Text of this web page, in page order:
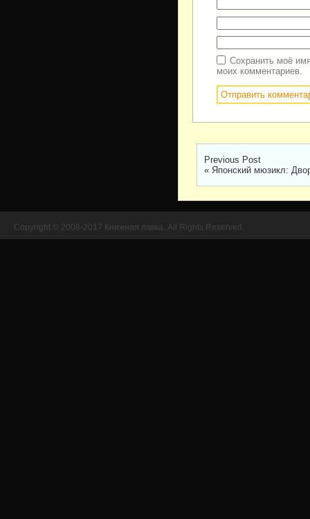
Сохранить моё
моих комментариев.
Previous Post
« Японский мюзикл:
Copyright © 2008-2017 Книжная лавка. All Rights Reserved.